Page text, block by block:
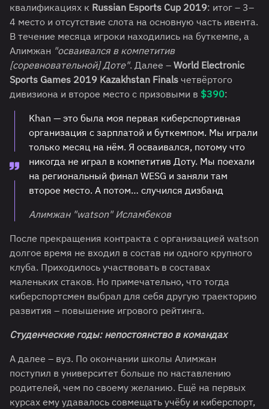
квалификациях к Russian Esports Cup 2019: итог – 3–
4 место и отсутствие слота на основную часть ивента.
В течение месяца игроки находились на буткемпе, а
Алимжан "осваивался в компетитив
[соревновательной] Доте". Далее – World Electronic
Sports Games 2019 Kazakhstan Finals четвёртого
дивизиона и второе место с призовыми в $390:
Khan — это была моя первая киберспортивная
организация с зарплатой и буткемпом. Мы играли
только месяц на нём. Я осваивался, потому что
никогда не играл в компетитив Доту. Мы поехали
на региональный финал WESG и заняли там
второе место. А потом… случился дизбанд
Алимжан "watson" Исламбеков
После прекращения контракта с организацией watson
долгое время не входил в состав ни одного крупного
клуба. Приходилось участвовать в составах
маленьких стаков. Но примечательно, что тогда
киберспортсмен выбрал для себя другую траекторию
развития – повышение игрового рейтинга.
Студенческие годы: непостоянство в командах
А далее – вуз. По окончании школы Алимжан
поступил в университет больше по наставлению
родителей, чем по своему желанию. Ещё на первых
курсах ему удавалось совмещать учёбу и киберспорт,